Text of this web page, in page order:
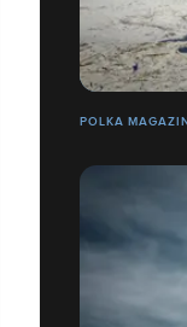
POLKA